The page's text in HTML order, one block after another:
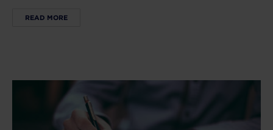
documentation you need to ensure that your supplier’s
READ MORE